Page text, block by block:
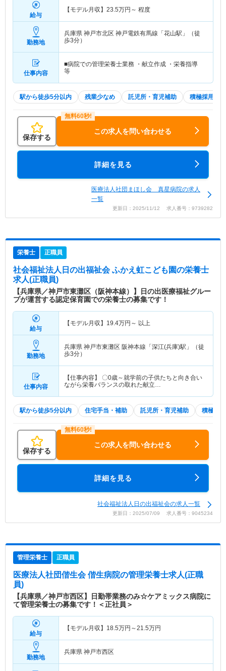
給与
【モデル月収】 23.5万円～ 程度
勤務地
兵庫県 神戸市北区 神戸電鉄有馬線「花山駅」（徒
歩3分）
仕事内容
■病院での管理栄養士業務 ・献立作成 ・栄養指導
等
駅から徒歩5分以内 残業少なめ 託児所・育児補助 積極採用中
保存する
この求人を問い合わせる
詳細を見る
医療法人社団まほし会 真星病院の求人
一覧
更新日：2025/11/12 求人番号：9739282
栄養士 正職員
社会福祉法人日の出福祉会 ふかえ虹こども園の栄養士
求人(正職員)
【兵庫県／神戸市東灘区（阪神本線）】日の出医療福祉グルー
プが運営する認定保育園での栄養士の募集です！
給与
【モデル月収】 19.4万円～ 以上
勤務地
兵庫県 神戸市東灘区 阪神本線「深江(兵庫)駅」（徒
歩3分）
仕事内容
【仕事内容】 〇0歳～就学前の子供たちと向き合い
ながら栄養バランスの取れた献立…
駅から徒歩5分以内 住宅手当・補助 託児所・育児補助 積極採
保存する
この求人を問い合わせる
詳細を見る
社会福祉法人日の出福祉会の求人一覧
更新日：2025/07/09 求人番号：9045234
管理栄養士 正職員
医療法人社団偕生会 偕生病院の管理栄養士求人(正職
員)
【兵庫県／神戸市西区】日勤帯業務のみ☆ケアミックス病院に
て管理栄養士の募集です！＜正社員＞
給与
【モデル月収】 18.5万円～21.5万円
勤務地
兵庫県 神戸市西区